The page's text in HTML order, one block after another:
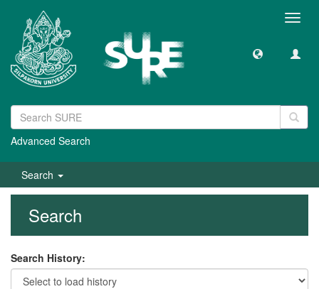
Advanced Search
Search
Search
Search History: